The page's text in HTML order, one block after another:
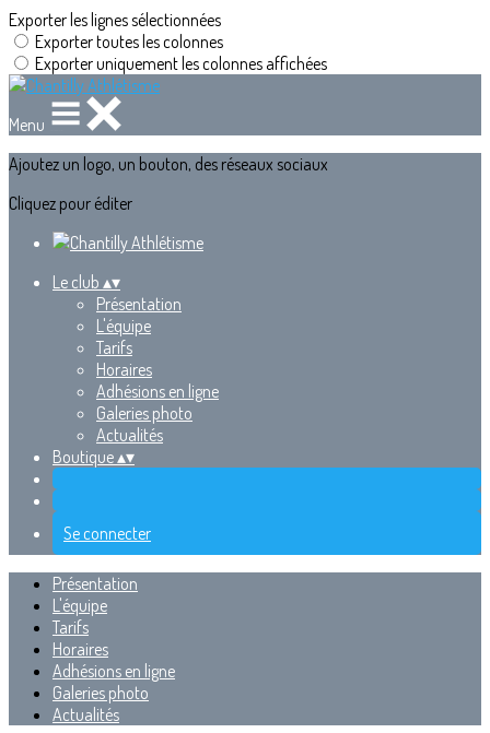
Exporter les lignes sélectionnées
Exporter toutes les colonnes
Exporter uniquement les colonnes affichées
Menu
Ajoutez un logo, un bouton, des réseaux sociaux
Cliquez pour éditer
Le club ▴▾
Présentation
L'équipe
Tarifs
Horaires
Adhésions en ligne
Galeries photo
Actualités
Boutique▴▾
Se connecter
Présentation
L'équipe
Tarifs
Horaires
Adhésions en ligne
Galeries photo
Actualités